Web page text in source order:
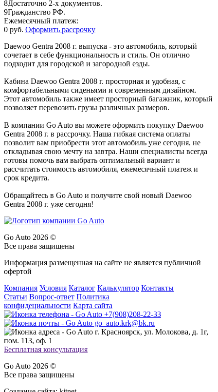
8Достаточно 2-х документов.
9Гражданство РФ.
Ежемесячный платеж:
0 руб. Оформить рассрочку
Daewoo Gentra 2008 г. выпуска - это автомобиль, который
сочетает в себе функциональность и стиль. Он отлично
подходит для городской и загородной езды.
Кабина Daewoo Gentra 2008 г. просторная и удобная, с
комфортабельными сиденьями и современным дизайном.
Этот автомобиль также имеет просторный багажник, который
позволяет перевозить грузы различных размеров.
В компании Go Auto вы можете оформить покупку Daewoo
Gentra 2008 г. в рассрочку. Наша гибкая система оплаты
позволит вам приобрести этот автомобиль уже сегодня, не
откладывая свою мечту на завтра. Наши специалисты всегда
готовы помочь вам выбрать оптимальный вариант и
рассчитать стоимость автомобиля, ежемесячный платеж и
срок кредита.
Обращайтесь в Go Auto и получите свой новый Daewoo
Gentra 2008 г. уже сегодня!
Go Auto 2026 ©
Все права защищены
Информация размещенная на сайте не является публичной
офертой
Компания Условия Каталог Калькулятор Контакты
Статьи Вопрос-ответ Политика
конфидециальности Карта сайта
+7(908)208-22-33
go_auto.krk@bk.ru
г. Красноярск, ул. Молокова, д. 1г,
пом. 113, оф. 1
Бесплатная консультация
Go Auto 2026 ©
Все права защищены